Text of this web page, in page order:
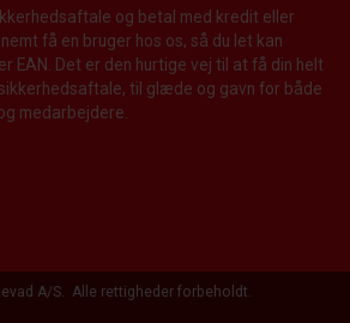
og betal med kredit eller
få en bruger hos os, så du let kan
EAN. Det er den hurtige vej til at få din helt
til glæde og gavn for både
medarbejdere.
A/S. Alle rettigheder forbeholdt.